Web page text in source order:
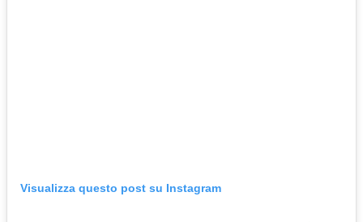
Visualizza questo post su Instagram